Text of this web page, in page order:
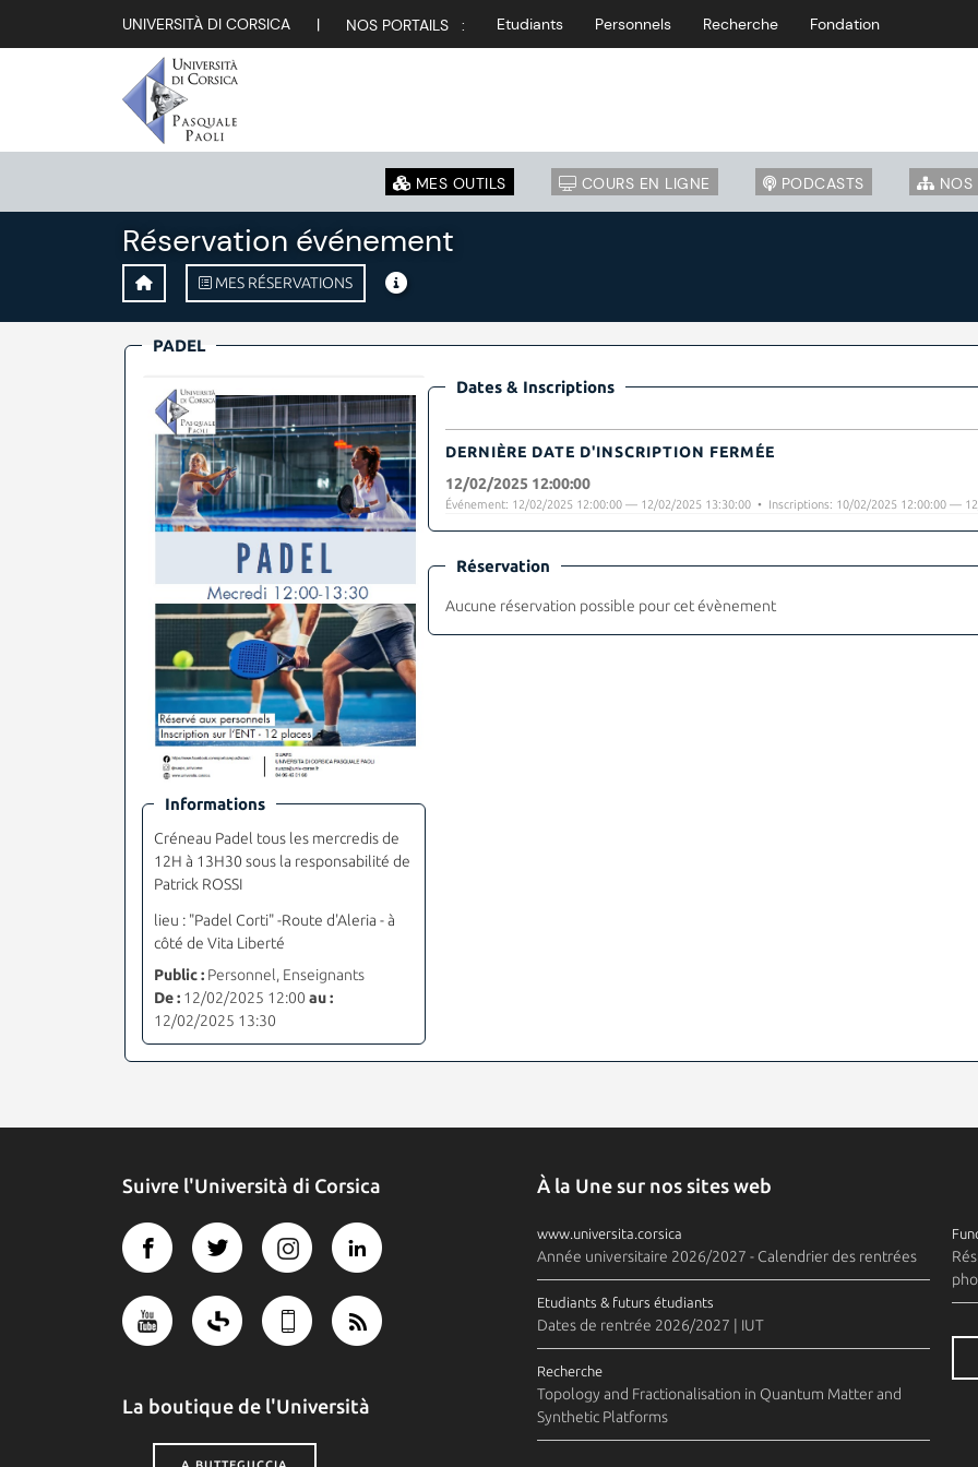
UNIVERSITÀ DI CORSICA | NOS PORTAILS : Etudiants Personnels Recherche Fondation
MES OUTILS COURS EN LIGNE PODCASTS NOS
Réservation événement
MES RÉSERVATIONS
PADEL
Informations
Créneau Padel tous les mercredis de
12H à 13H30 sous la responsabilité de
Patrick ROSSI
lieu : "Padel Corti" -Route d'Aleria - à
côté de Vita Liberté
Public : Personnel, Enseignants
De : 12/02/2025 12:00 au :
12/02/2025 13:30
Dates & Inscriptions
DERNIÈRE DATE D'INSCRIPTION FERMÉE
12/02/2025 12:00:00
Événement: 12/02/2025 12:00:00 — 12/02/2025 13:30:00 • Inscriptions: 10/02/2025 12:00:00 —
Réservation
Aucune réservation possible pour cet évènement
Suivre l'Università di Corsica
La boutique de l'Università
À la Une sur nos sites web
www.universita.corsica
Année universitaire 2026/2027 - Calendrier des rentrées
Etudiants & futurs étudiants
Dates de rentrée 2026/2027 | IUT
Recherche
Topology and Fractionalisation in Quantum Matter and
Synthetic Platforms